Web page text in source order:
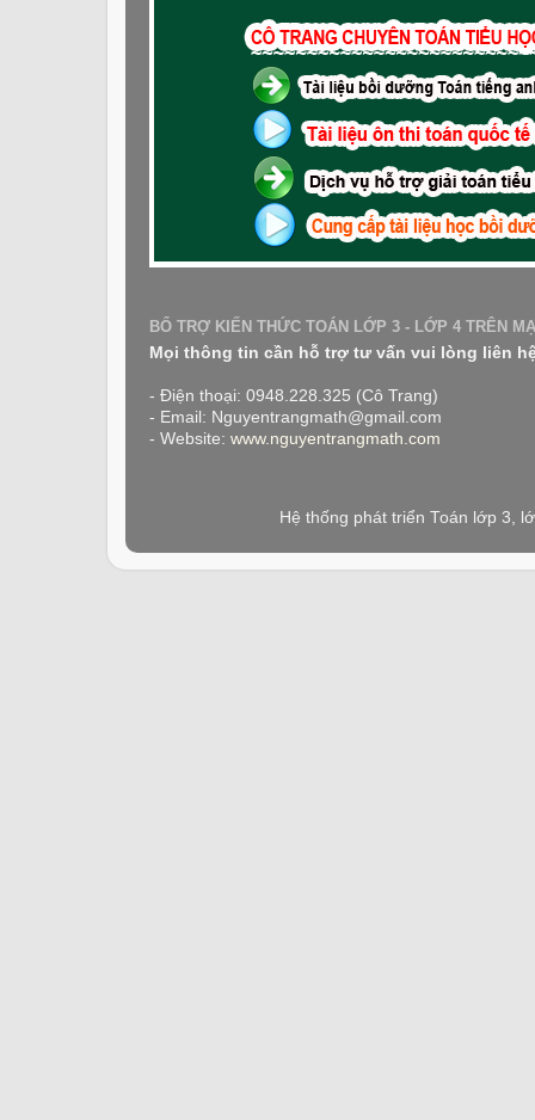
BỔ TRỢ KIẾN THỨC TOÁN LỚP 3 - LỚP 4 TRÊN
Mọi thông tin cần hỗ trợ tư vấn vui lòng liên
- Điện thoại: 0948.228.325 (Cô Trang)
- Email: Nguyentrangmath@gmail.com
- Website: www.nguyentrangmath.com
Hệ thống phát triển Toán lớp 3,